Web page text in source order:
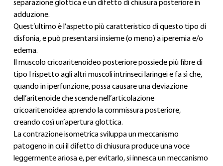
separazione glottica e un difetto di chiusura posteriore in
adduzione.
Quest’ultimo è l’aspetto più caratteristico di questo tipo di
disfonia, e può presentarsi insieme (o meno) a iperemia e/o
edema.
Il muscolo cricoaritenoideo posteriore possiede più fibre di
tipo I rispetto agli altri muscoli intrinseci laringei e fa sì che,
quando in iperfunzione, possa causare una deviazione
dell’aritenoide che scende nell’articolazione
cricoaritenoidea aprendo la commissura posteriore,
creando così un’apertura glottica.
La contrazione isometrica sviluppa un meccanismo
patogeno in cui il difetto di chiusura produce una voce
leggermente ariosa e, per evitarlo, si innesca un meccanismo